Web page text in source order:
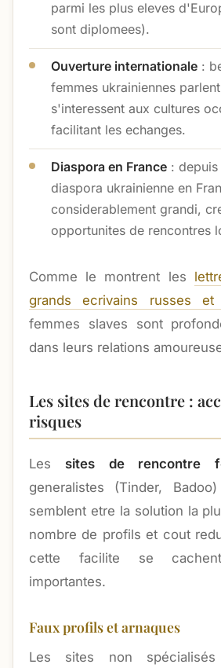
parmi les plus eleves
sont diplomees).
Ouverture internationale :
femmes ukrainiennes
s'interessent aux cultures
facilitant les echanges.
Diaspora en France :
diaspora ukrainienne en
considerablement grandi,
opportunites de rencontres
Comme le montrent les
grands ecrivains russes et
femmes slaves sont
dans leurs relations
Les sites de rencontre :
risques
Les sites de rencontre
generalistes (Tinder,
semblent etre la solution la
nombre de profils et cout
cette facilite se
importantes.
Faux profils et arnaques
Les sites non